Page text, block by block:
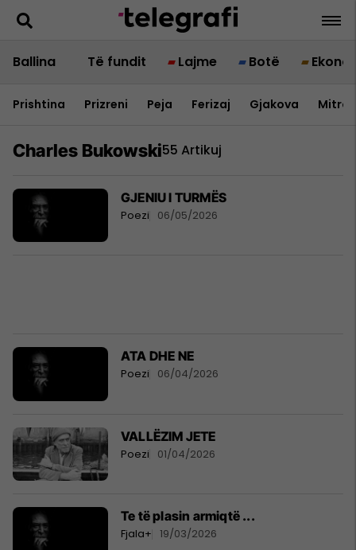
Ballina Të fundit Lajme Botë
Prishtina Prizreni Peja Ferizaj Gjakova
Charles Bukowski55 Artikuj
GJENIU I TURMËS
Poezi 06/05/2026
ATA DHE NE
Poezi 06/04/2026
VALLËZIM JETE
Poezi 01/04/2026
Te të plasin armiqtë ...
Fjala+ 19/03/2026